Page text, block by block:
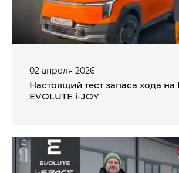
02 апреля 2026
Настоящий тест запаса хода
EVOLUTE i‑JOY